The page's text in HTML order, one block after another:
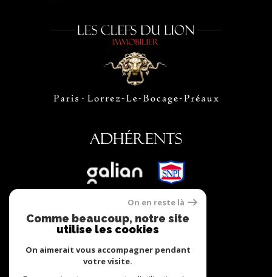
Adhérents
© 2022
Tous droits réservés
On en reste là
Comme beaucoup, notre site
utilise les cookies
On aimerait vous accompagner pendant
votre visite.